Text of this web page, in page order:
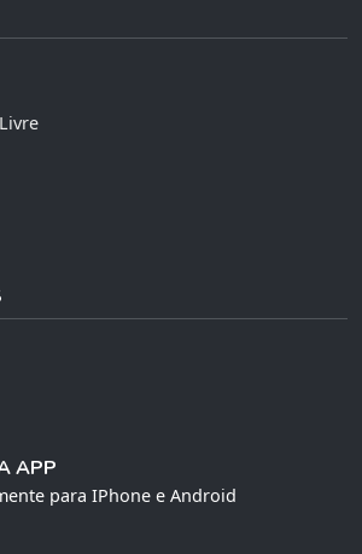
APP
para IPhone e Android